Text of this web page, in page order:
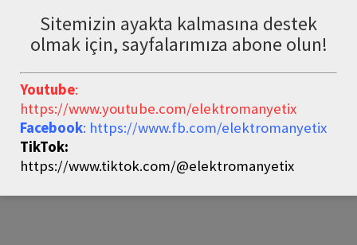
Sitemizin ayakta kalmasına destek
olmak için, sayfalarımıza abone olun!
Youtube:
https://www.youtube.com/elektromanyetix
Facebook: https://www.fb.com/elektromanyetix
TikTok:
https://www.tiktok.com/@elektromanyetix